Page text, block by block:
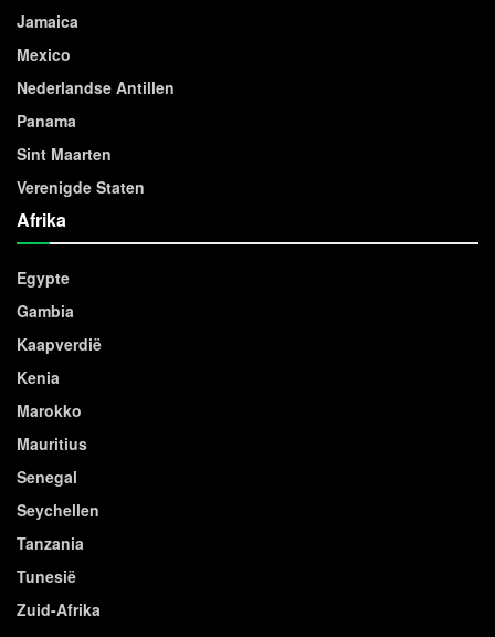
Jamaica
Mexico
Nederlandse Antillen
Panama
Sint Maarten
Verenigde Staten
Afrika
Egypte
Gambia
Kaapverdië
Kenia
Marokko
Mauritius
Senegal
Seychellen
Tanzania
Tunesië
Zuid-Afrika